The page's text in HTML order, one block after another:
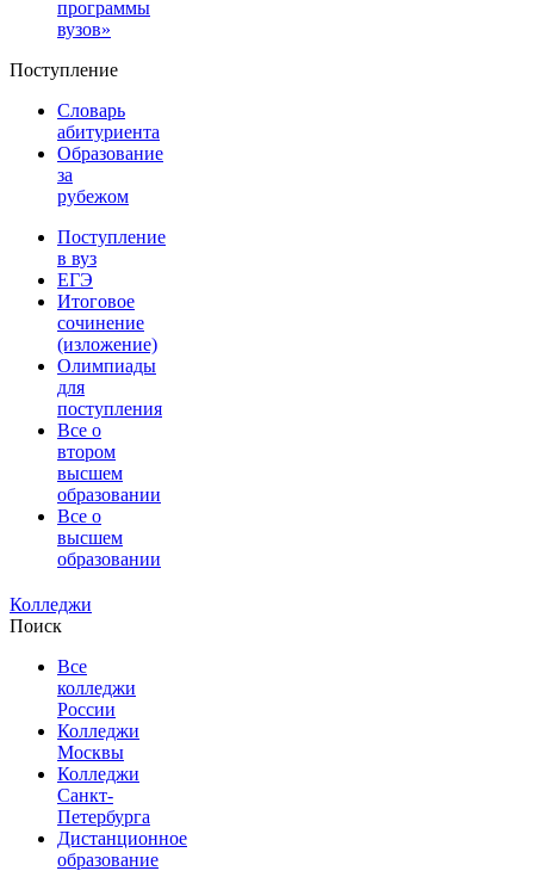
программы
вузов»
Поступление
Словарь
абитуриента
Образование
за
рубежом
Поступление
в вуз
ЕГЭ
Итоговое
сочинение
(изложение)
Олимпиады
для
поступления
Все о
втором
высшем
образовании
Все о
высшем
образовании
Колледжи
Поиск
Все
колледжи
России
Колледжи
Москвы
Колледжи
Санкт-
Петербурга
Дистанционное
образование